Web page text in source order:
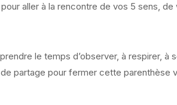
aller à la rencontre de vos 5 sens,
le temps d’observer, à respirer, à
partage pour fermer cette parenthèse